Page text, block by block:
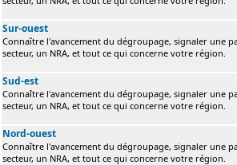
Sur-ouest
Connaître l'avancement du dégroupage, signaler une
secteur, un NRA, et tout ce qui concerne votre région.
Sud-est
Connaître l'avancement du dégroupage, signaler une
secteur, un NRA, et tout ce qui concerne votre région.
Nord-ouest
Connaître l'avancement du dégroupage, signaler une
secteur, un NRA, et tout ce qui concerne votre région.